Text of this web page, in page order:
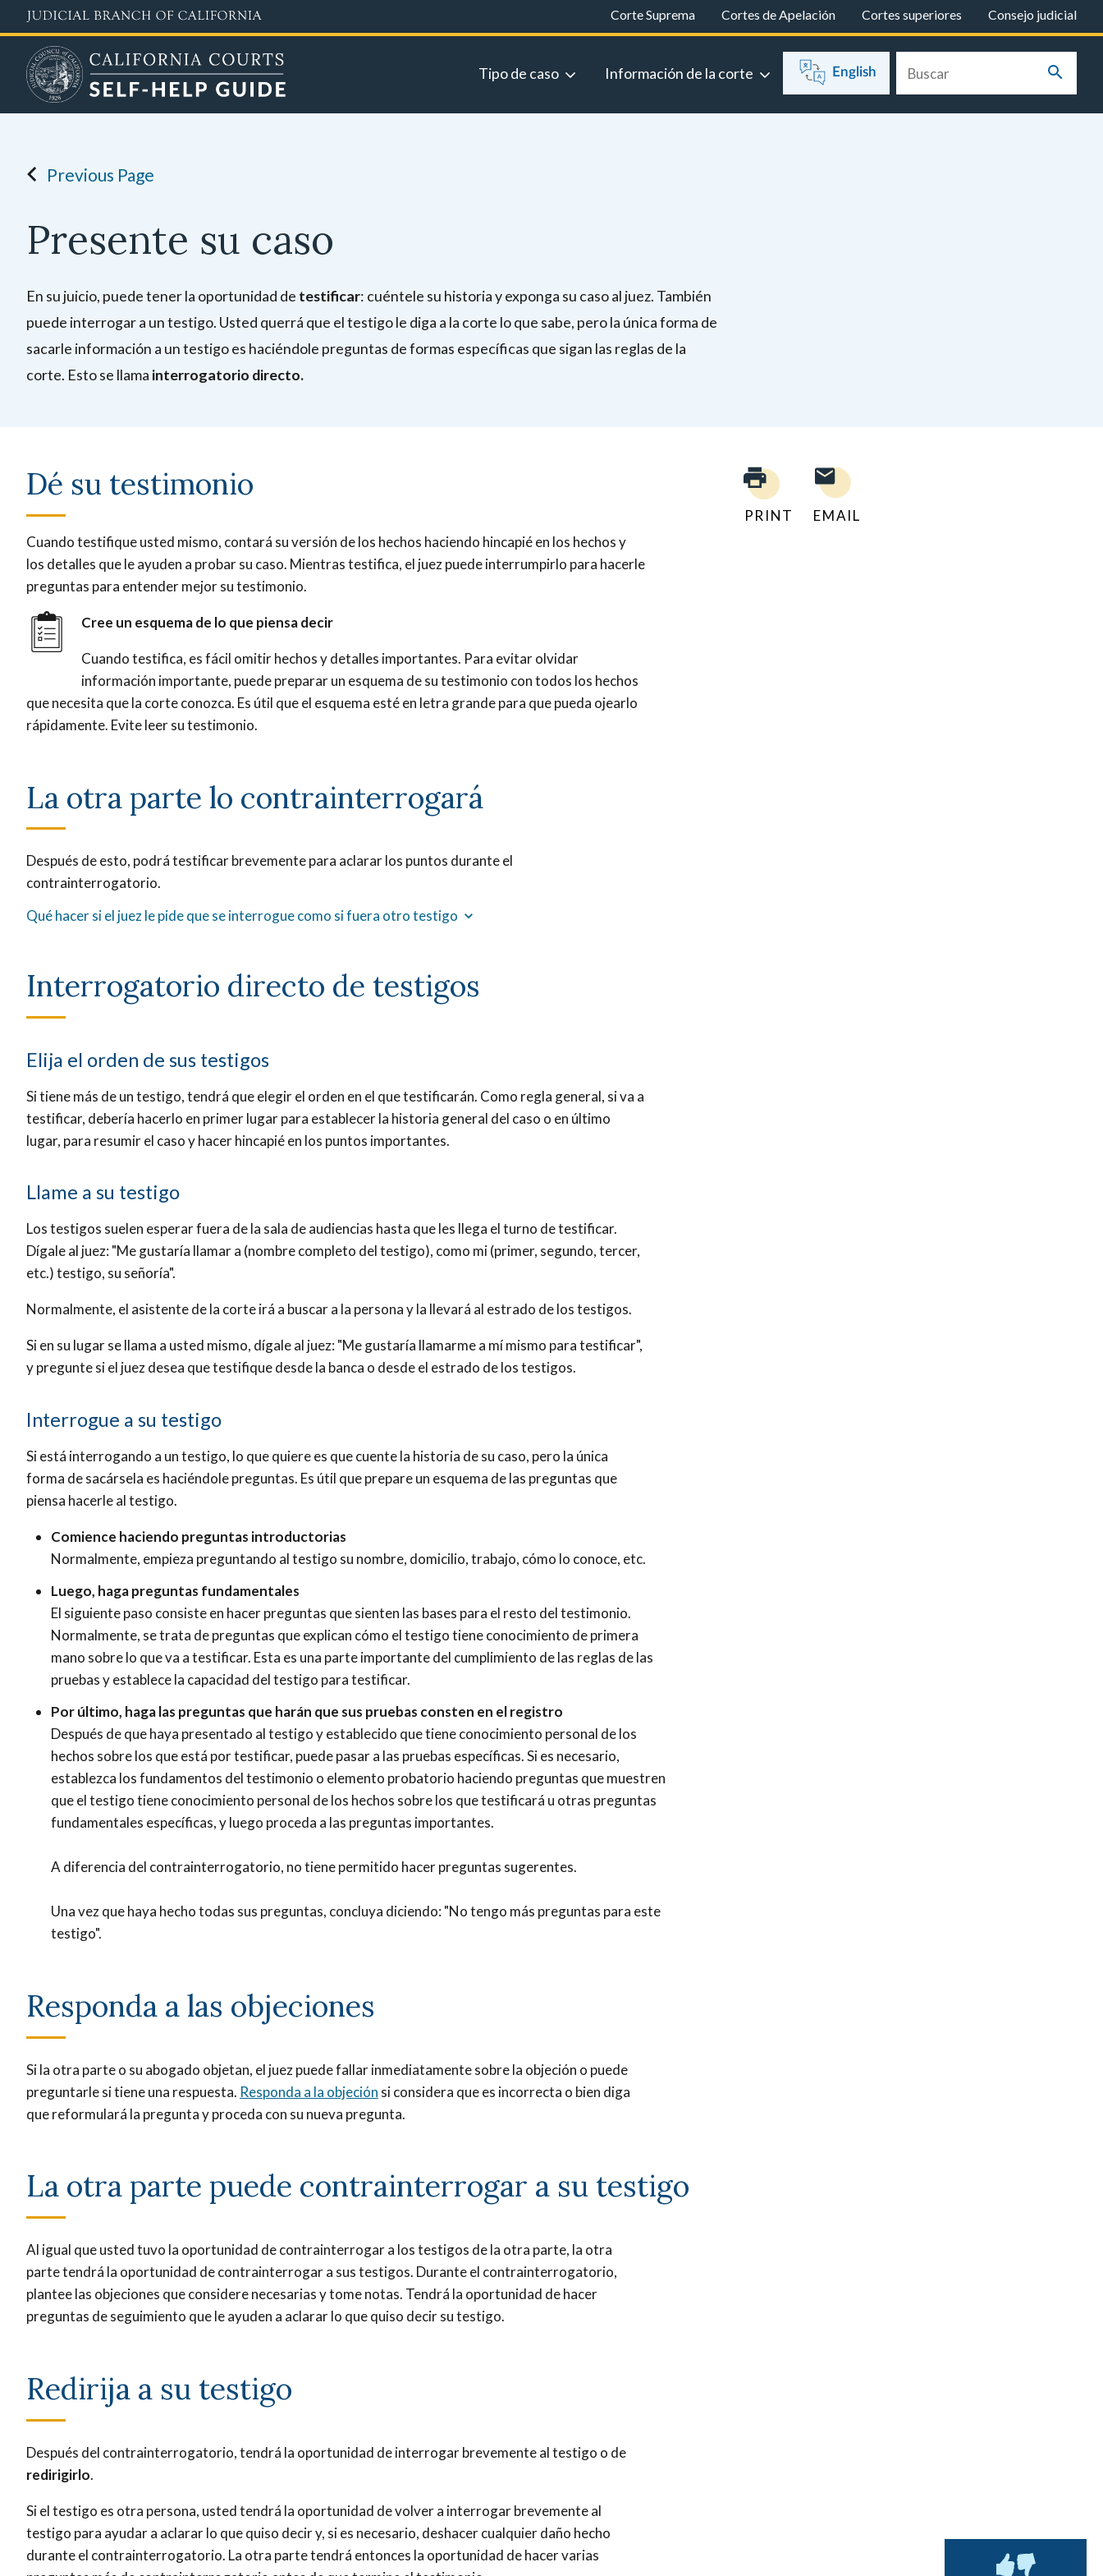
to
content
Corte Suprema Cortes de Apelación Cortes superiores Consejo judicial
Tipo de caso Información de la corte English
Previous Page
Presente su caso
En su juicio, puede tener la oportunidad de testificar: cuéntele su historia y exponga su caso al juez. También
puede interrogar a un testigo. Usted querrá que el testigo le diga a la corte lo que sabe, pero la única forma de
sacarle información a un testigo es haciéndole preguntas de formas específicas que sigan las reglas de la
corte. Esto se llama interrogatorio directo.
PRINT EMAIL
Dé su testimonio
Cuando testifique usted mismo, contará su versión de los hechos haciendo hincapié en los hechos y
los detalles que le ayuden a probar su caso. Mientras testifica, el juez puede interrumpirlo para hacerle
preguntas para entender mejor su testimonio.
Cree un esquema de lo que piensa decir
Cuando testifica, es fácil omitir hechos y detalles importantes. Para evitar olvidar
información importante, puede preparar un esquema de su testimonio con todos los hechos
que necesita que la corte conozca. Es útil que el esquema esté en letra grande para que pueda ojearlo
rápidamente. Evite leer su testimonio.
La otra parte lo contrainterrogará
Después de esto, podrá testificar brevemente para aclarar los puntos durante el
contrainterrogatorio.
Qué hacer si el juez le pide que se interrogue como si fuera otro testigo
Interrogatorio directo de testigos
Elija el orden de sus testigos
Si tiene más de un testigo, tendrá que elegir el orden en el que testificarán. Como regla general, si va a
testificar, debería hacerlo en primer lugar para establecer la historia general del caso o en último
lugar, para resumir el caso y hacer hincapié en los puntos importantes.
Llame a su testigo
Los testigos suelen esperar fuera de la sala de audiencias hasta que les llega el turno de testificar.
Dígale al juez: "Me gustaría llamar a (nombre completo del testigo), como mi (primer, segundo, tercer,
etc.) testigo, su señoría".
Normalmente, el asistente de la corte irá a buscar a la persona y la llevará al estrado de los testigos.
Si en su lugar se llama a usted mismo, dígale al juez: "Me gustaría llamarme a mí mismo para testificar",
y pregunte si el juez desea que testifique desde la banca o desde el estrado de los testigos.
Interrogue a su testigo
Si está interrogando a un testigo, lo que quiere es que cuente la historia de su caso, pero la única
forma de sacársela es haciéndole preguntas. Es útil que prepare un esquema de las preguntas que
piensa hacerle al testigo.
Comience haciendo preguntas introductorias
Normalmente, empieza preguntando al testigo su nombre, domicilio, trabajo, cómo lo conoce, etc.
Luego, haga preguntas fundamentales
El siguiente paso consiste en hacer preguntas que sienten las bases para el resto del testimonio.
Normalmente, se trata de preguntas que explican cómo el testigo tiene conocimiento de primera
mano sobre lo que va a testificar. Esta es una parte importante del cumplimiento de las reglas de las
pruebas y establece la capacidad del testigo para testificar.
Por último, haga las preguntas que harán que sus pruebas consten en el registro
Después de que haya presentado al testigo y establecido que tiene conocimiento personal de los
hechos sobre los que está por testificar, puede pasar a las pruebas específicas. Si es necesario,
establezca los fundamentos del testimonio o elemento probatorio haciendo preguntas que muestren
que el testigo tiene conocimiento personal de los hechos sobre los que testificará u otras preguntas
fundamentales específicas, y luego proceda a las preguntas importantes.
A diferencia del contrainterrogatorio, no tiene permitido hacer preguntas sugerentes.
Una vez que haya hecho todas sus preguntas, concluya diciendo: "No tengo más preguntas para este
testigo".
Responda a las objeciones
Si la otra parte o su abogado objetan, el juez puede fallar inmediatamente sobre la objeción o puede
preguntarle si tiene una respuesta. Responda a la objeción si considera que es incorrecta o bien diga
que reformulará la pregunta y proceda con su nueva pregunta.
La otra parte puede contrainterrogar a su testigo
Al igual que usted tuvo la oportunidad de contrainterrogar a los testigos de la otra parte, la otra
parte tendrá la oportunidad de contrainterrogar a sus testigos. Durante el contrainterrogatorio,
plantee las objeciones que considere necesarias y tome notas. Tendrá la oportunidad de hacer
preguntas de seguimiento que le ayuden a aclarar lo que quiso decir su testigo.
Redirija a su testigo
Después del contrainterrogatorio, tendrá la oportunidad de interrogar brevemente al testigo o de
redirigirlo.
Si el testigo es otra persona, usted tendrá la oportunidad de volver a interrogar brevemente al
testigo para ayudar a aclarar lo que quiso decir y, si es necesario, deshacer cualquier daño hecho
durante el contrainterrogatorio. La otra parte tendrá entonces la oportunidad de hacer varias